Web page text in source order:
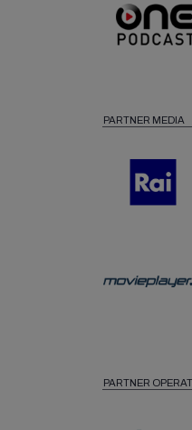
PARTNER MEDIA
PARTNER